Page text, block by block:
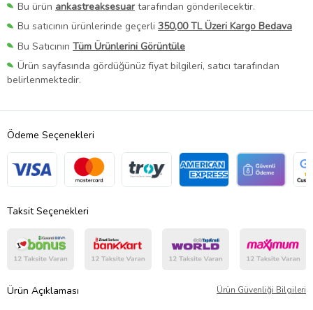
Bu ürün ankastreaksesuar tarafından gönderilecektir.
Bu satıcının ürünlerinde geçerli 350,00 TL Üzeri Kargo Bedava
Bu Satıcının Tüm Ürünlerini Görüntüle
Ürün sayfasında gördüğünüz fiyat bilgileri, satıcı tarafından
belirlenmektedir.
Ödeme Seçenekleri
Taksit Seçenekleri
Ürün Açıklaması Ürün Güvenliği Bilgileri